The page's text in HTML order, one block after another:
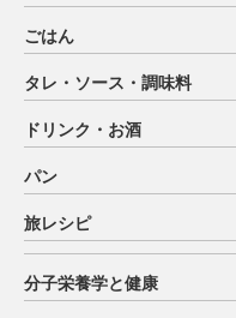
ごはん
タレ・ソース・調味料
ドリンク・お酒
パン
旅レシピ
分子栄養学と健康